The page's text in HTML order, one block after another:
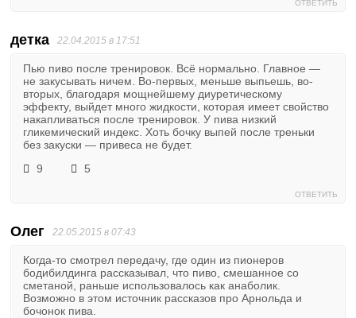
ОТВЕТИТЬ
детка 22.04.2015 в 17:51
Пью пиво после тренировок. Всё нормально. Главное —
не закусывать ничем. Во-первых, меньше выпьешь, во-
вторых, благодаря мощнейшему диуретическому
эффекту, выйдет много жидкости, которая имеет свойство
накапливаться после тренировок. У пива низкий
гликемический индекс. Хоть бочку выпей после треньки
без закуски — привеса не будет.
9
5
ОТВЕТИТЬ
Олег 22.05.2015 в 07:43
Когда-то смотрел передачу, где один из пионеров
бодибилдинга рассказывал, что пиво, смешанное со
сметаной, раньше использовалось как анаболик.
Возможно в этом источник рассказов про Арнольда и
бочонок пива.